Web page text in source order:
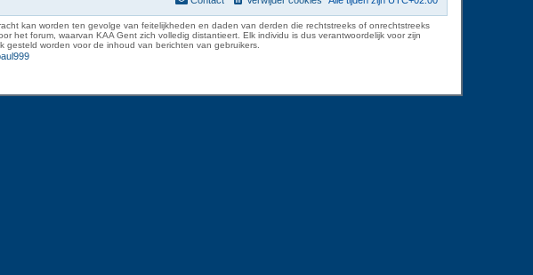
kan worden ten gevolge van feitelijkheden en daden van derden die rechtstreeks of onrechtstreeks
forum, waarvan KAA Gent zich volledig distantieert. Elk individu is dus verantwoordelijk voor zijn
worden voor de inhoud van berichten van gebruikers.